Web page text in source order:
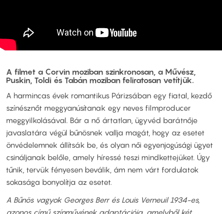
A filmet a Corvin moziban szinkronosan, a Művész,
Puskin, Toldi és Tabán moziban feliratosan vetítjük.
A harmincas évek romantikus Párizsában egy fiatal, kezdő
színésznőt meggyanúsítanak egy neves filmproducer
meggyilkolásával. Bár a nő ártatlan, ügyvéd barátnője
javaslatára végül bűnösnek vallja magát, hogy az esetet
önvédelemnek állítsák be, és olyan női egyenjogúsági ügyet
csináljanak belőle, amely híressé teszi mindkettejüket. Úgy
tűnik, tervük fényesen beválik, ám nem várt fordulatok
sokasága bonyolítja az esetet.
A Bűnös vagyok Georges Berr és Louis Verneuil 1934-es,
azonos című színművének adaptációja, amelyből két